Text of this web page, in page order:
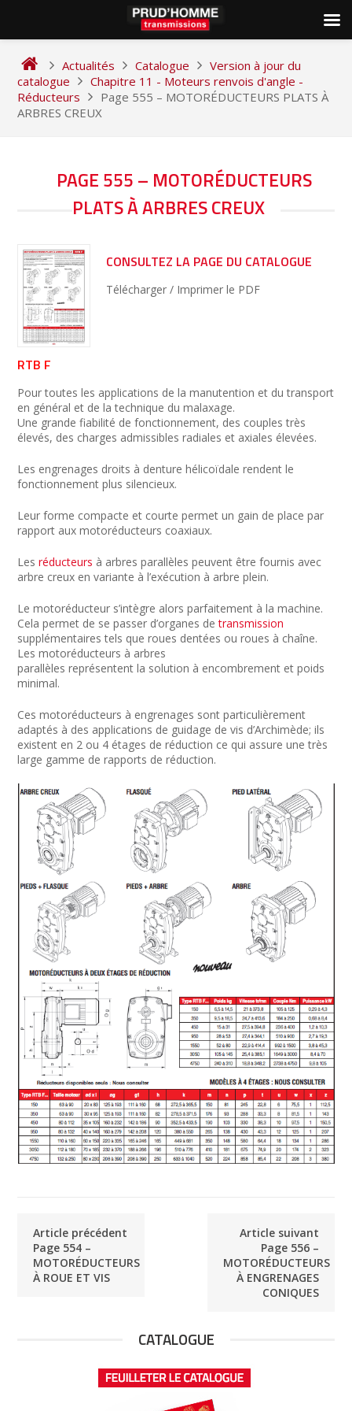
content
Actualités Catalogue
Version à jour du
catalogue
Chapitre 11 - Moteurs renvois d'angle -
Réducteurs
Page 555 – MOTORÉDUCTEURS PLATS À
ARBRES CREUX
PAGE 555 – MOTORÉDUCTEURS
PLATS À ARBRES CREUX
CONSULTEZ LA PAGE DU CATALOGUE
Télécharger / Imprimer le PDF
RTB F
Pour toutes les applications de la manutention et du transport
en général et de la technique du malaxage.
Une grande fiabilité de fonctionnement, des couples très
élevés, des charges admissibles radiales et axiales élevées.
Les engrenages droits à denture hélicoïdale rendent le
fonctionnement plus silencieux.
Leur forme compacte et courte permet un gain de place par
rapport aux motoréducteurs coaxiaux.
Lesréducteurs à arbres parallèles peuvent être fournis avec
arbre creux en variante à l’exécution à arbre plein.
Le motoréducteur s’intègre alors parfaitement à la machine.
Cela permet de se passer d’organes detransmission
supplémentaires tels que roues dentées ou roues à chaîne.
Les motoréducteurs à arbres
parallèles représentent la solution à encombrement et poids
minimal.
Ces motoréducteurs à engrenages sont particulièrement
adaptés à des applications de guidage de vis d’Archimède; ils
existent en 2 ou 4 étages de réduction ce qui assure une très
large gamme de rapports de réduction.
NAVIGATION
Article précédent
Page 554 –
MOTORÉDUCTEURS
À ROUE ET VIS
Article suivant
Page 556 –
MOTORÉDUCTEURS
À ENGRENAGES
CONIQUES
CATALOGUE